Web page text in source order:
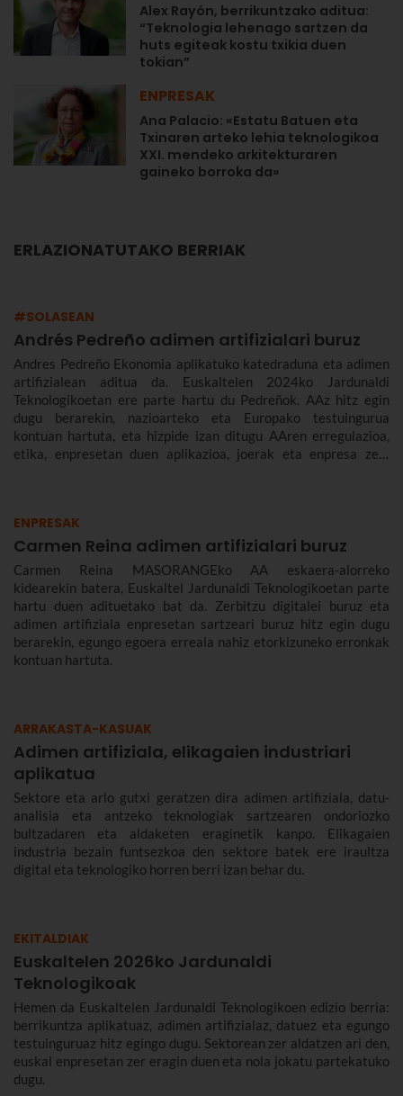
Alex Rayón, berrikuntzako aditua:
“Teknologia lehenago sartzen da
huts egiteak kostu txikia duen
tokian”
ENPRESAK
Ana Palacio: «Estatu Batuen eta
Txinaren arteko lehia teknologikoa
XXI. mendeko arkitekturaren
gaineko borroka da»
ERLAZIONATUTAKO BERRIAK
#SOLASEAN
Andrés Pedreño adimen artifizialari buruz
Andres Pedreño Ekonomia aplikatuko katedraduna eta adimen
artifizialean aditua da. Euskaltelen 2024ko Jardunaldi
Teknologikoetan ere parte hartu du Pedreñok. AAz hitz egin
dugu berarekin, nazioarteko eta Europako testuingurua
kontuan hartuta, eta hizpide izan ditugu AAren erregulazioa,
etika, enpresetan duen aplikazioa, joerak eta enpresa zein
ENPRESAK
Carmen Reina adimen artifizialari buruz
Carmen Reina MASORANGEko AA eskaera-alorreko
kidearekin batera, Euskaltel Jardunaldi Teknologikoetan parte
hartu duen adituetako bat da. Zerbitzu digitalei buruz eta
adimen artifiziala enpresetan sartzeari buruz hitz egin dugu
berarekin, egungo egoera erreala nahiz etorkizuneko erronkak
kontuan hartuta.
ARRAKASTA-KASUAK
Adimen artifiziala, elikagaien industriari
aplikatua
Sektore eta arlo gutxi geratzen dira adimen artifiziala, datu-
analisia eta antzeko teknologiak sartzearen ondoriozko
bultzadaren eta aldaketen eraginetik kanpo. Elikagaien
industria bezain funtsezkoa den sektore batek ere iraultza
digital eta teknologiko horren berri izan behar du.
EKITALDIAK
Euskaltelen 2026ko Jardunaldi
Teknologikoak
Hemen da Euskaltelen Jardunaldi Teknologikoen edizio berria:
berrikuntza aplikatuaz, adimen artifizialaz, datuez eta egungo
testuinguruaz hitz egingo dugu. Sektorean zer aldatzen ari den,
euskal enpresetan zer eragin duen eta nola jokatu partekatuko
dugu.